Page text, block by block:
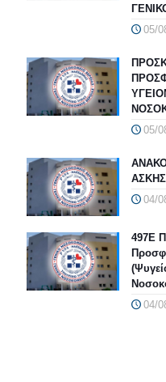
05/
05/
04/
497Ε
04/